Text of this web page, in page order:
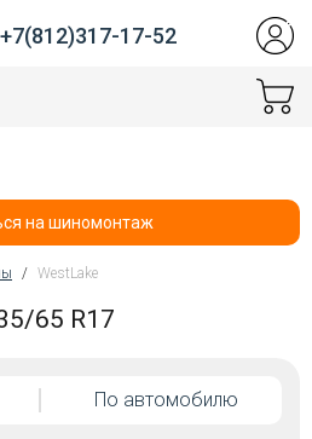
+7(812)317-17-52
на шиномонтаж
/ WestLake
65 R17
По автомобилю